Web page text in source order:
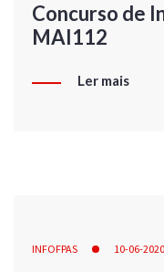
Concurso de
MAI112
Ler mais
INFOFPAS 10-06-2020